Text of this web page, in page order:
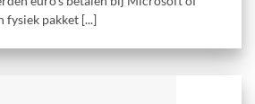
fysiek pakket [...]